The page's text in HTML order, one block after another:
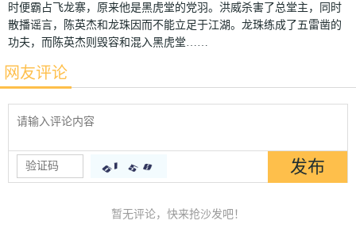
时便霸占飞龙寨，原来他是黑虎堂的党羽。洪威杀害了总堂主，同时
散播谣言，陈英杰和龙珠因而不能立足于江湖。龙珠练成了五雷凿的
功夫，而陈英杰则毁容和混入黑虎堂……
网友评论
暂无评论，快来抢沙发吧！